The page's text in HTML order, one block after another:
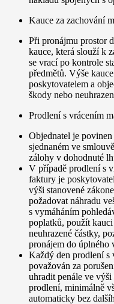
Kauce za zachování
Při pronájmu prostor
kauce, která slouží k
se vrací po kontrole
předmětů. Výše
poskytovatelem a
škody nebo
Prodlení s vrácením
Objednatel je
sjednaném ve
zálohy v dohodnuté
V případě prodlení s
faktury je
výši stanovené
požadovat náhradu
s vymáháním
poplatků, použít
neuhrazené částky,
pronájem do úplného
Každý den prodlení s
považován za
uhradit penále ve
prodlení, minimálně
automaticky bez